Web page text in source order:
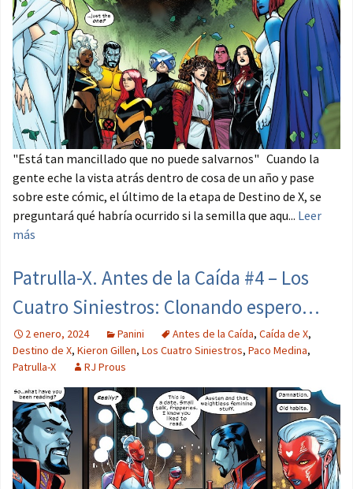
"Está tan mancillado que no puede salvarnos" Cuando la
gente eche la vista atrás dentro de cosa de un año y pase
sobre este cómic, el último de la etapa de Destino de X, se
preguntará qué habría ocurrido si la semilla que aqu... Leer
más
Patrulla-X. Antes de la Caída #4 – Los
Cuatro Siniestros: Clonando espero…
2 enero, 2024 Panini Antes de la Caída, Caída de X,
Destino de X, Kieron Gillen, Los Cuatro Siniestros, Paco Medina,
Patrulla-X
RJ Prous